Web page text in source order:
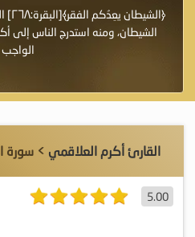
الشيطان، ومنه استدرج الناس إلى
الواجب
القارئ أكرم العلاقمي > سورة
5.00